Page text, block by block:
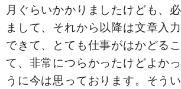
月ぐらいかかりましたけども、
まして、それから以降は文章入
できて、とても仕事がはかどる
て、非常につらかったけどよか
うに今は思っております。そう